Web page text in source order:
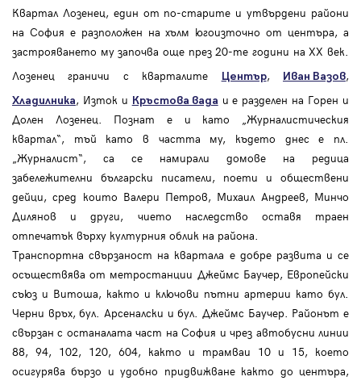
Квартал Лозенец, един от по-старите и утвърдени райони
на София е разположен на хълм югоизточно от центъра, а
застрояването му започва още през 20-те години на XX век.
Лозенец граничи с кварталите
Център, Иван Вазов,
Хладилника, Изток и Кръстова вада и е разделен на Горен и
Долен Лозенец. Познат е и като „Журналистическия
квартал“, тъй като в частта му, където днес е пл.
„Журналист“, са се намирали домове на редица
забележителни български писатели, поети и обществени
дейци, сред които Валери Петров, Михаил Андреев, Минчо
Дилянов и други, чието наследство оставя траен
отпечатък върху културния облик на района.
Транспортна свързаност на квартала е добре развита и се
осъществява от метростанции Джеймс Баучер, Европейски
съюз и Витоша, както и ключови пътни артерии като бул.
Черни връх, бул. Арсеналски и бул. Джеймс Баучер. Районът е
свързан с останалата част на София и чрез автобусни линии
88, 94, 102, 120, 604, както и трамваи 10 и 15, което
осигурява бързо и удобно придвижване както до центъра,